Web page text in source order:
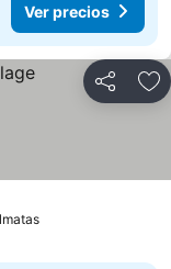
Ver precios
Compartir